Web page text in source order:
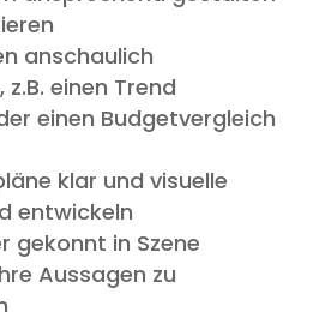
anschaulich
einen Trend
einen Budgetvergleich
klar und visuelle
entwickeln
gekonnt in Szene
Aussagen zu